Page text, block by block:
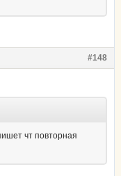
#148
чт повторная